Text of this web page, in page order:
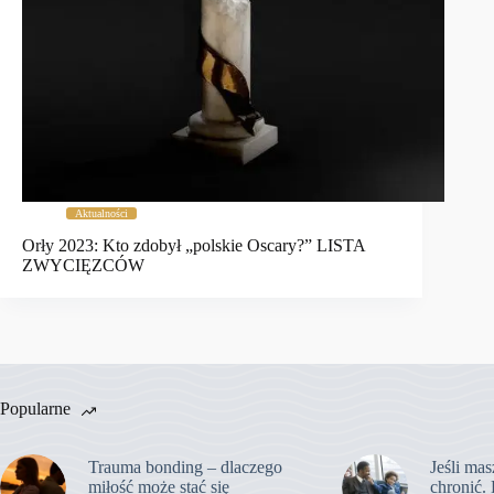
Aktualności
Orły 2023: Kto zdobył „polskie Oscary?” LISTA
ZWYCIĘZCÓW
Popularne
Trauma bonding – dlaczego
miłość może stać się
Jeśli
chronić.